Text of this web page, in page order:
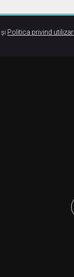
și Politica privind